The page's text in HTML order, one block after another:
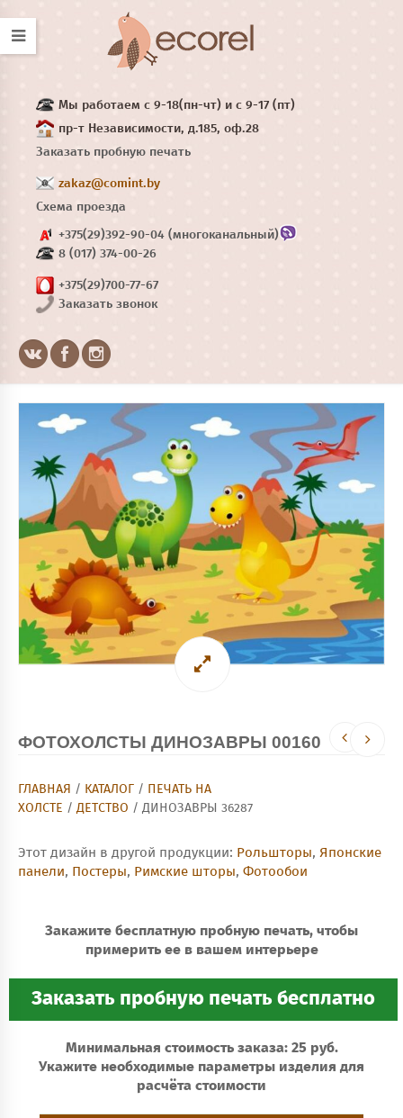
Мы работаем с 9-18(пн-чт) и с 9-17 (пт)
пр-т Независимости, д.185, оф.28
Заказать пробную печать
zakaz@comint.by
Схема проезда
+375(29)392-90-04 (многоканальный)
8 (017) 374-00-26
+375(29)700-77-67
Заказать звонок
ФОТОХОЛСТЫ ДИНОЗАВРЫ 00160
ГЛАВНАЯ / КАТАЛОГ / ПЕЧАТЬ НА
ХОЛСТЕ / ДЕТСТВО / ДИНОЗАВРЫ 36287
Этот дизайн в другой продукции: Рольшторы, Японские
панели, Постеры, Римские шторы, Фотообои
Закажите бесплатную пробную печать, чтобы
примерить ее в вашем интерьере
Минимальная стоимость заказа: 25 руб.
Укажите необходимые параметры изделия для
расчёта стоимости